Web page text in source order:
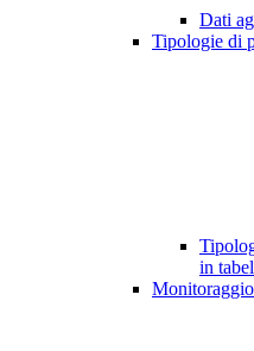
Dati
Tipologie di
in